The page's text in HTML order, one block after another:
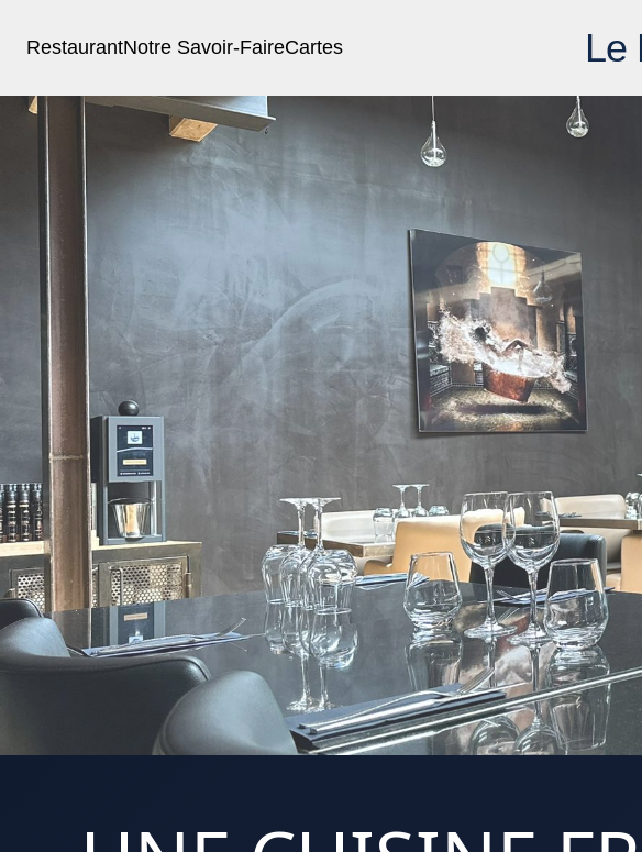
RestaurantNotre Savoir-FaireCartes Le